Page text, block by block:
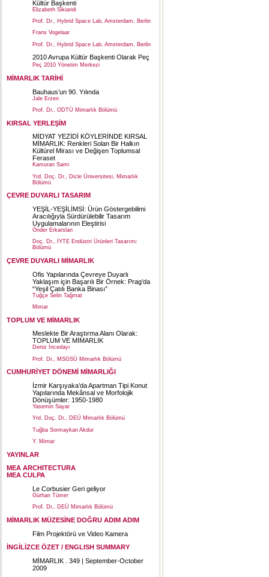
Kültür Başkenti
Elizabeth Sikiaridi
Prof. Dr., Hybrid Space Lab, Amsterdam, Berlin
Frans Vogelaar
Prof. Dr., Hybrid Space Lab, Amsterdam, Berlin
2010 Avrupa Kültür Başkenti Olarak Peç
Peç 2010 Yönetim Merkezi
MİMARLIK TARİHİ
Bauhaus’un 90. Yılında
Jale Erzen
Prof. Dr., ODTÜ Mimarlık Bölümü
KIRSAL YERLEŞİM
MİDYAT YEZİDİ KÖYLERİNDE KIRSAL
MİMARLIK: Renkleri Solan Bir Halkın
Kültürel Mirası ve Değişen Toplumsal
Feraset
Kamuran Sami
Yrd. Doç. Dr., Dicle Üniversitesi, Mimarlık
Bölümü
ÇEVRE DUYARLI TASARIM
YEŞİL-YEŞİLİMSİ: Ürün Göstergebilimi
Aracılığıyla Sürdürülebilir Tasarım
Uygulamalarının Eleştirisi
Önder Erkarslan
Doç. Dr., İYTE Endüstri Ürünleri Tasarımı
Bölümü
ÇEVRE DUYARLI MİMARLIK
Ofis Yapılarında Çevreye Duyarlı
Yaklaşım için Başarılı Bir Örnek: Prag’da
“Yeşil Çatılı Banka Binası”
Tuğçe Selin Tağmat
Mimar
TOPLUM VE MİMARLIK
Meslekte Bir Araştırma Alanı Olarak:
TOPLUM VE MİMARLIK
Deniz İncedayı
Prof. Dr., MSGSÜ Mimarlık Bölümü
CUMHURİYET DÖNEMİ MİMARLIĞI
İzmir Karşıyaka’da Apartman Tipi Konut
Yapılarında Mekânsal ve Morfolojik
Dönüşümler: 1950-1980
Yasemin Sayar
Yrd. Doç. Dr., DEÜ Mimarlık Bölümü
Tuğba Sormaykan Akdur
Y. Mimar
YAYINLAR
MEA ARCHITECTURA
MEA CULPA
Le Corbusier Geri geliyor
Gürhan Tümer
Prof. Dr., DEÜ Mimarlık Bölümü
MİMARLIK MÜZESİNE DOĞRU ADIM ADIM
Film Projektörü ve Video Kamera
İNGİLİZCE ÖZET / ENGLISH SUMMARY
MİMARLIK . 349 | September-October
2009